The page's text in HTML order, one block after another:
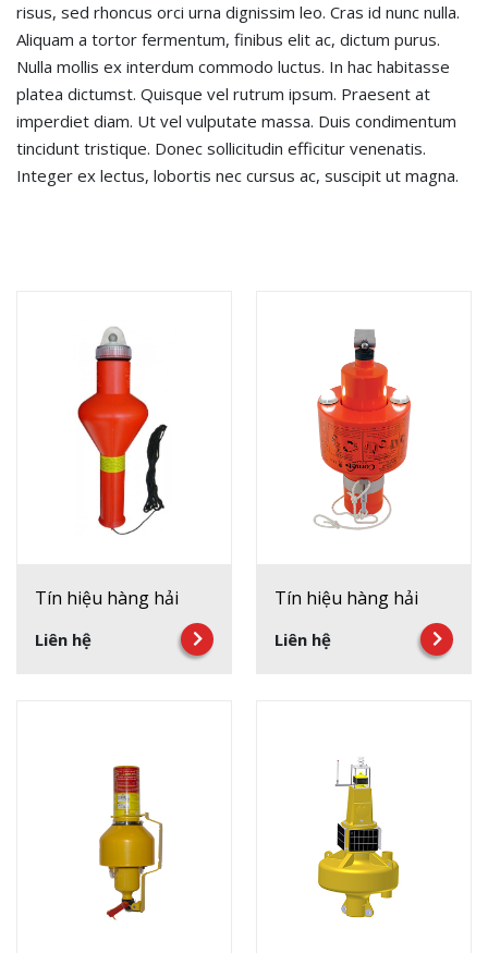
risus, sed rhoncus orci urna dignissim leo. Cras id nunc nulla.
Aliquam a tortor fermentum, finibus elit ac, dictum purus.
Nulla mollis ex interdum commodo luctus. In hac habitasse
platea dictumst. Quisque vel rutrum ipsum. Praesent at
imperdiet diam. Ut vel vulputate massa. Duis condimentum
tincidunt tristique. Donec sollicitudin efficitur venenatis.
Integer ex lectus, lobortis nec cursus ac, suscipit ut magna.
Tín hiệu hàng hải
Liên hệ
Tín hiệu hàng hải
Liên hệ